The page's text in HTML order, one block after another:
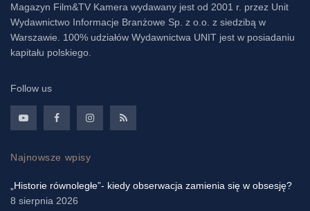
Magazyn Film&TV Kamera wydawany jest od 2001 r. przez Unit
Wydawnictwo Informacje Branżowe Sp. z o.o. z siedzibą w
Warszawie. 100% udziałów Wydawnictwa UNIT jest w posiadaniu
kapitału polskiego.
Follow us
Najnowsze wpisy
„Historie równoległe”- kiedy obserwacja zamienia się w obsesję?
8 sierpnia 2026